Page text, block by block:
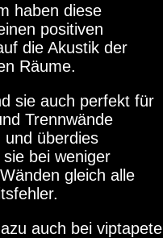
haben diese
positiven
die Akustik der
Räume.
sie auch perfekt für
Trennwände
und überdies
bei weniger
gleich alle
auch bei viptapete